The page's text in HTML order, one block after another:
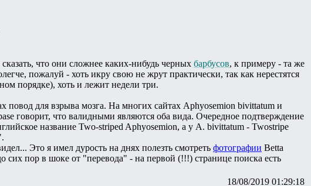
что они сложнее каких-нибудь черных барбусов, к примеру - та же
пожалуй - хоть икру свою не жрут практически, так как нерестятся
порядке), хоть и лежит недели три.
для взрыва мозга. На многих сайтах Aphyosemion bivittatum и
говорит, что валидными являются оба вида. Очередное подтверждение
название Two-striped Aphyosemion, а у A. bivittatum - Twostripe
Это я имел дурость на днях полезть смотреть фотографии Betta
пор в шоке от "перевода" - на первой (!!!) странице поиска есть
18/08/2019 01:29:18